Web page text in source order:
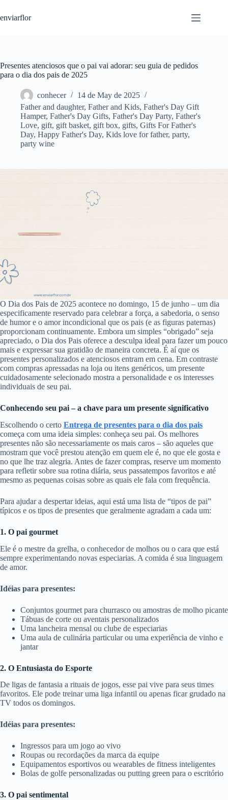
k
c
o
enviarflor
Presentes atenciosos que o pai vai adorar: seu guia de pedidos
para o dia dos pais de 2025
conhecer
14 de May de 2025
Father and daughter, Father and Kids, Father's Day Gift
Hamper, Father's Day Gifts, Father's Day Party, Father's
Love, gift, gift basket, gift box, gifts, Gifts For Father's
Day, Happy Father's Day, Kids love for father, party,
party wine
O Dia dos Pais de 2025 acontece no domingo, 15 de junho – um dia
especificamente reservado para celebrar a força, a sabedoria, o senso
de humor e o amor incondicional que os pais (e as figuras paternas)
proporcionam continuamente. Embora um simples “obrigado” seja
apreciado, o Dia dos Pais oferece a desculpa ideal para fazer um pouco
mais e expressar sua gratidão de maneira concreta. É aí que os
presentes personalizados e atenciosos entram em cena. Em contraste
com compras apressadas na loja ou itens genéricos, um presente
cuidadosamente selecionado mostra a personalidade e os interesses
individuais de seu pai.
Conhecendo seu pai – a chave para um presente significativo
Escolhendo o certo Entrega de presentes para o dia dos pais
começa com uma ideia simples: conheça seu pai. Os melhores
presentes não são necessariamente os mais caros – são aqueles que
mostram que você prestou atenção em quem ele é, no que ele gosta e
no que lhe traz alegria. Antes de fazer compras, reserve um momento
para refletir sobre sua rotina diária, seus passatempos favoritos e até
mesmo as pequenas coisas sobre as quais ele fala com frequência.
Para ajudar a despertar ideias, aqui está uma lista de “tipos de pai”
típicos e os tipos de presentes que geralmente agradam a cada um:
1. O pai gourmet
Ele é o mestre da grelha, o conhecedor de molhos ou o cara que está
sempre experimentando novas especiarias. A comida é sua linguagem
de amor.
Idéias para presentes:
Conjuntos gourmet para churrasco ou amostras de molho picante
Tábuas de corte ou aventais personalizados
Uma lancheira mensal ou clube de especiarias
Uma aula de culinária particular ou uma experiência de vinho e
jantar
2. O Entusiasta do Esporte
De ligas de fantasia a rituais de jogos, esse pai vive para seus times
favoritos. Ele pode treinar uma liga infantil ou apenas ficar grudado na
TV todos os domingos.
Idéias para presentes:
Ingressos para um jogo ao vivo
Roupas ou recordações da marca da equipe
Equipamentos esportivos ou wearables de fitness inteligentes
Bolas de golfe personalizadas ou putting green para o escritório
3. O pai sentimental